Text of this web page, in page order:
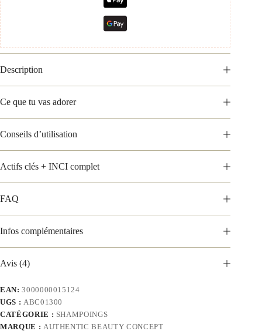
Description
Ce que tu vas adorer
Conseils d’utilisation
Actifs clés + INCI complet
FAQ
Infos complémentaires
Avis (4)
EAN:3000000015124
UGS : ABC01300
CATÉGORIE : SHAMPOINGS
MARQUE : AUTHENTIC BEAUTY CONCEPT